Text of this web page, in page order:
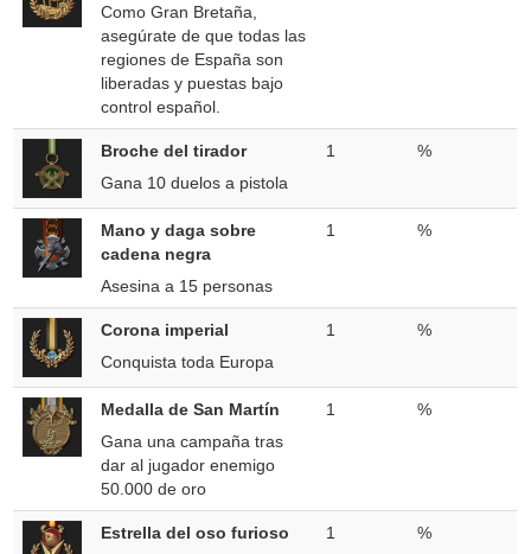
Como Gran Bretaña,
asegúrate de que todas las
regiones de España son
liberadas y puestas bajo
control español.
Broche del tirador
Gana 10 duelos a pistola
1 %
Mano y daga sobre
cadena negra
Asesina a 15 personas
1 %
Corona imperial
Conquista toda Europa
1 %
Medalla de San Martín
Gana una campaña tras
dar al jugador enemigo
50.000 de oro
1 %
Estrella del oso furioso
1 %